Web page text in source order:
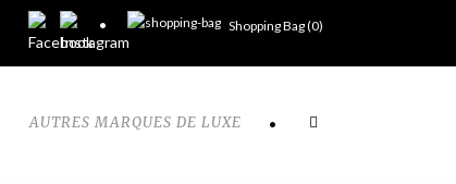
Shopping Bag (0)
AUTRES MARQUES DE LUXE •